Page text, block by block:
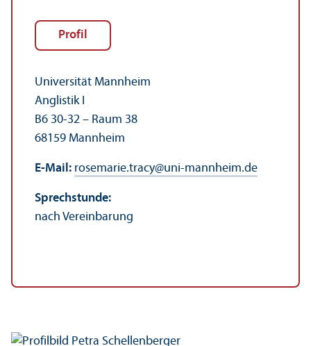
Profil
Universität Mannheim
Anglistik I
B6 30-32 – Raum 38
68159 Mannheim
E-Mail: rosemarie.tracy@uni-mannheim.de
Sprechstunde:
nach Vereinbarung